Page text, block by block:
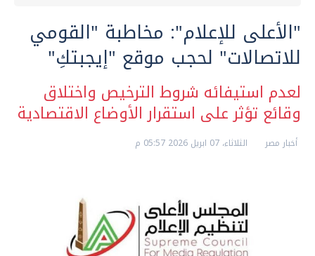
"الأعلى للإعلام": مخاطبة "القومي
للاتصالات" لحجب موقع "إيجبتكِ"
لعدم استيفائه شروط الترخيص واختلاق
وقائع تؤثر على استقرار الأوضاع الاقتصادية
أخبار مصر الثلاثاء، 07 ابريل 2026 05:57 م